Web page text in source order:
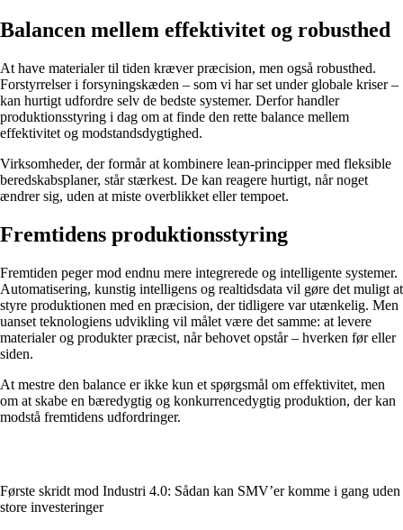
Balancen mellem effektivitet og robusthed
At have materialer til tiden kræver præcision, men også robusthed.
Forstyrrelser i forsyningskæden – som vi har set under globale kriser –
kan hurtigt udfordre selv de bedste systemer. Derfor handler
produktionsstyring i dag om at finde den rette balance mellem
effektivitet og modstandsdygtighed.
Virksomheder, der formår at kombinere lean-principper med fleksible
beredskabsplaner, står stærkest. De kan reagere hurtigt, når noget
ændrer sig, uden at miste overblikket eller tempoet.
Fremtidens produktionsstyring
Fremtiden peger mod endnu mere integrerede og intelligente systemer.
Automatisering, kunstig intelligens og realtidsdata vil gøre det muligt at
styre produktionen med en præcision, der tidligere var utænkelig. Men
uanset teknologiens udvikling vil målet være det samme: at levere
materialer og produkter præcist, når behovet opstår – hverken før eller
siden.
At mestre den balance er ikke kun et spørgsmål om effektivitet, men
om at skabe en bæredygtig og konkurrencedygtig produktion, der kan
modstå fremtidens udfordringer.
Første skridt mod Industri 4.0: Sådan kan SMV’er komme i gang uden
store investeringer